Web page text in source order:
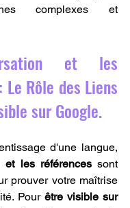
complexes et
et les
Le Rôle des Liens
sur Google.
d'une langue,
et les références sont
prouver votre maîtrise
Pour être visible sur